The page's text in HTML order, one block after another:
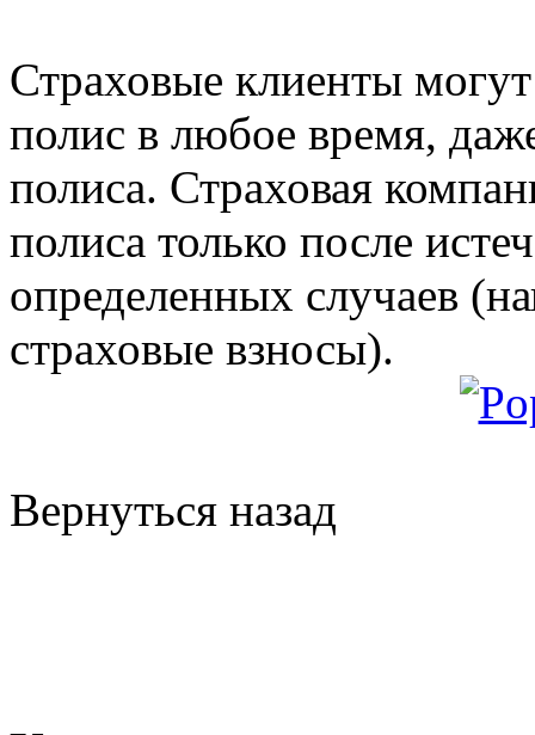
Страховые клиенты
полис в любое время,
полиса. Страховая
полиса только после
определенных случаев
страховые взносы).
Вернуться назад